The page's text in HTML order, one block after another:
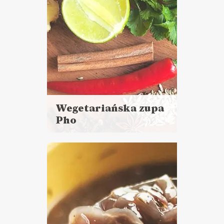
Wegetariańska zupa
Pho
więcej
Czas przygotowania: 4 h 45
minut + 10 minut pieczenia
ZUPY